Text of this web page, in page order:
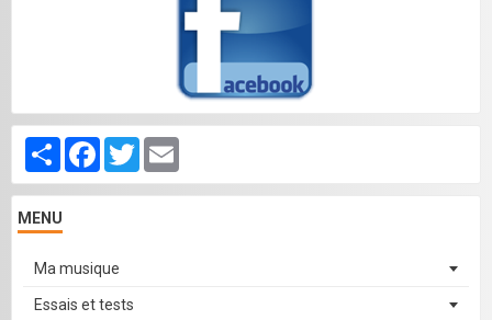
PartagerFacebook
Twitter
MENU
Ma musique
Essais et tests